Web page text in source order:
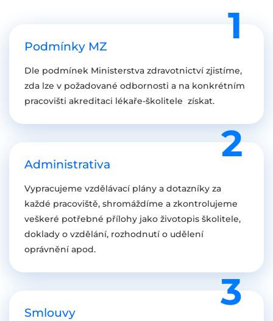
Podmínky MZ
Dle podmínek Ministerstva zdravotnictví zjistíme,
zda lze v požadované odbornosti a na konkrétním
pracovišti akreditaci lékaře-školitele získat.
Administrativa
Vypracujeme vzdělávací plány a dotazníky za
každé pracoviště, shromáždíme a zkontrolujeme
veškeré potřebné přílohy jako životopis školitele,
doklady o vzdělání, rozhodnutí o udělení
oprávnění apod.
Smlouvy